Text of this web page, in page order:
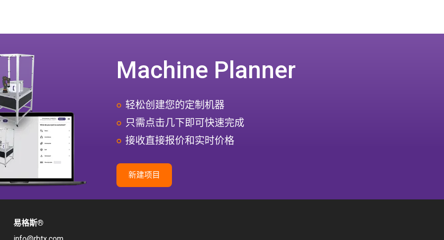
Machine Planner
轻松创建您的定制机器
只需点击几下即可快速完成
接收直接报价和实时价格
新建项目
易格斯®